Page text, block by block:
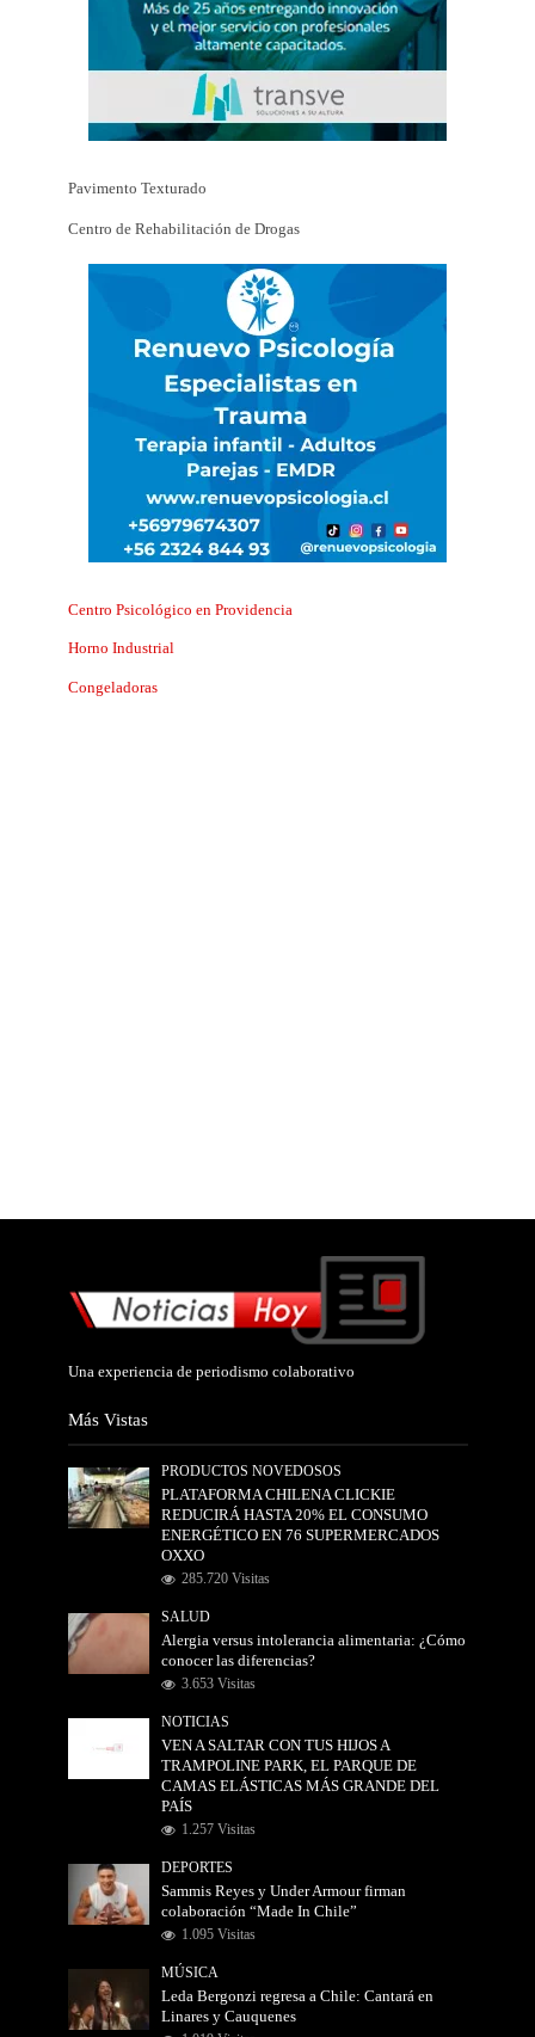
Pavimento Texturado
Centro de Rehabilitación de Drogas
Centro Psicológico en Providencia
Horno Industrial
Congeladoras
Una experiencia de periodismo colaborativo
Más Vistas
PRODUCTOS NOVEDOSOS
PLATAFORMA CHILENA CLICKIE
REDUCIRÁ HASTA 20% EL CONSUMO
ENERGÉTICO EN 76 SUPERMERCADOS
OXXO
285.720 Visitas
SALUD
Alergia versus intolerancia alimentaria: ¿Cómo
conocer las diferencias?
3.653 Visitas
NOTICIAS
VEN A SALTAR CON TUS HIJOS A
TRAMPOLINE PARK, EL PARQUE DE
CAMAS ELÁSTICAS MÁS GRANDE DEL
PAÍS
1.257 Visitas
DEPORTES
Sammis Reyes y Under Armour firman
colaboración “Made In Chile”
1.095 Visitas
MÚSICA
Leda Bergonzi regresa a Chile: Cantará en
Linares y Cauquenes